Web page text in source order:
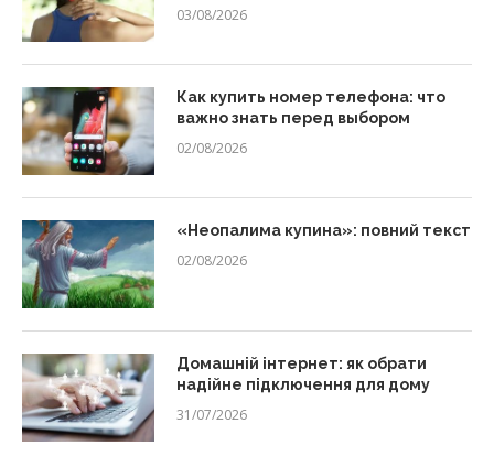
03/08/2026
Как купить номер телефона: что
важно знать перед выбором
02/08/2026
«Неопалима купина»: повний текст
02/08/2026
Домашній інтернет: як обрати
надійне підключення для дому
31/07/2026